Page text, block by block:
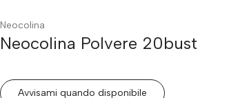
Neocolina
Neocolina Polvere 20bust
Avvisami quando disponibile